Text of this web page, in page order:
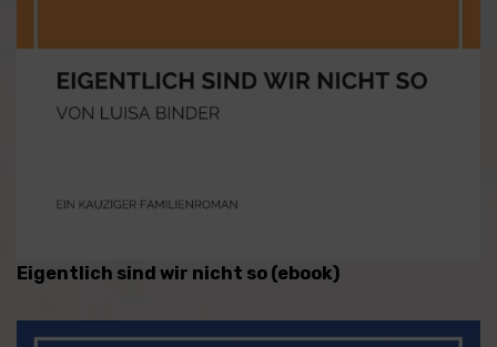
Eigentlich sind wir nicht so (ebook)